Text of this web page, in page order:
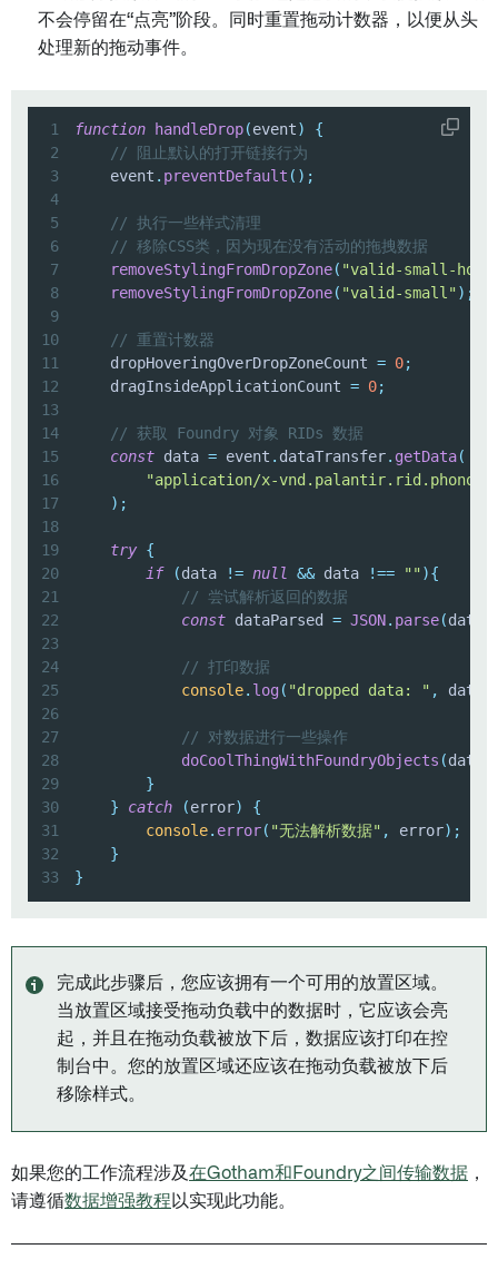
不会停留在“点亮”阶段。同时重置拖动计数器，以便从头
处理新的拖动事件。
1 function handleDrop(event)
{
2
// 阻止默认的打开链接行为
3
    event
. preventDefault ( ) ;
4
5
// 执行一些样式清理
6
// 移除CSS类，因为现在没有活动的拖拽数据
7
removeStylingFromDropZone( "valid-small-
8
removeStylingFromDropZone( "valid-small" ) ;
9
10
// 重置计数器
11
    dropHoveringOverDropZoneCount
= 0;
12
    dragInsideApplicationCount
= 0;
13
14
// 获取 Foundry 对象 RIDs 数据
15
const data = event . dataTransfer. getData(
16
"application/x-
17
) ;
18
19
try {
20
if (data != null && data !== "" ){
21
// 尝试解析返回的数据
22
const dataParsed = JSON. parse(data
23
24
// 打印数据
25
console. log ( "dropped data: " ,
26
27
// 对数据进行一些操作
28
doCoolThingWithFoundryObjects (
29
}
30
} catch (error)
{
31
console. error( "无法解析数据" , error) ;
32
}
33
}
完成此步骤后，您应该拥有一个可用的放置区域。
当放置区域接受拖动负载中的数据时，它应该会亮
起，并且在拖动负载被放下后，数据应该打印在控
制台中。您的放置区域还应该在拖动负载被放下后
移除样式。
如果您的工作流程涉及在Gotham和Foundry之间传输数据 ，
请遵循数据增强教程 以实现此功能。